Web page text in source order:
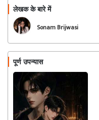
लेखक के बारे में
Sonam Brijwasi
पूर्ण उपन्यास